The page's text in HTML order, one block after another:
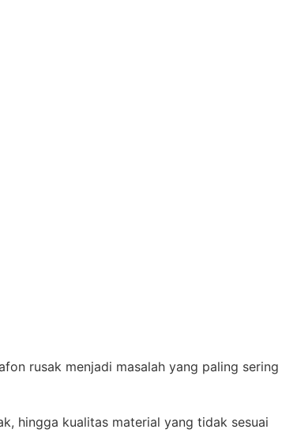
rusak menjadi masalah yang paling sering
hingga kualitas material yang tidak sesuai